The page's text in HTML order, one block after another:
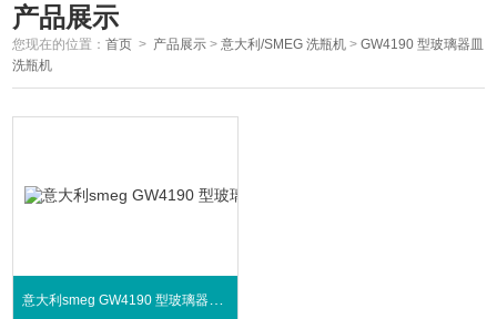
产品展示
您现在的位置：首页 > 产品展示 >意大利/SMEG 洗瓶机 >GW4190 型玻璃器皿
洗瓶机